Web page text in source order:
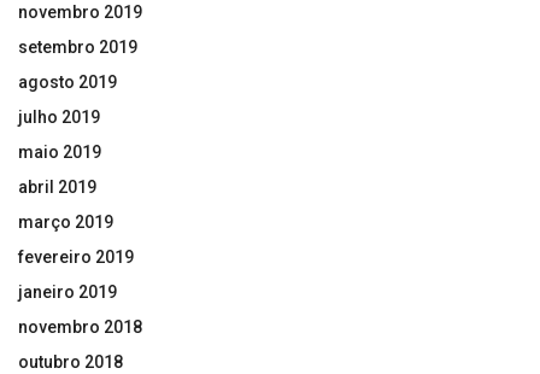
novembro 2019
setembro 2019
agosto 2019
julho 2019
maio 2019
abril 2019
março 2019
fevereiro 2019
janeiro 2019
novembro 2018
outubro 2018